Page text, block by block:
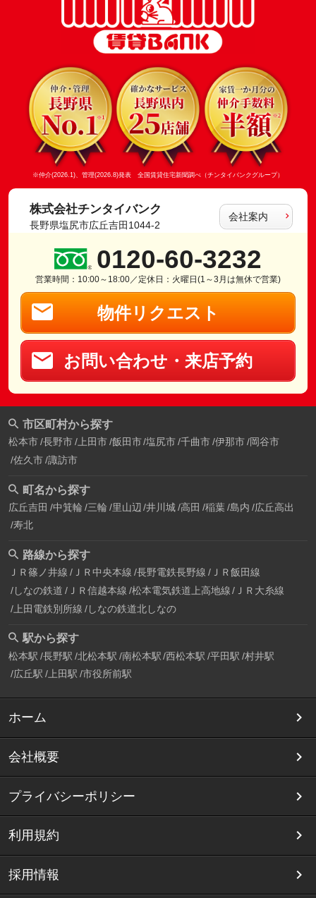
※仲介(2026.1)、管理(2026.8)発表 全国賃貸住宅新聞調べ（チンタイバンクグループ）
株式会社チンタイバンク
長野県塩尻市広丘吉田1044-2
会社案内
0120-60-3232
営業時間：10:00～18:00／定休日：火曜日(1～3月は無休で営業)
物件リクエスト
お問い合わせ・来店予約
市区町村から探す
松本市 長野市 上田市 飯田市 塩尻市 千曲市 伊那市 岡谷市
佐久市 諏訪市
町名から探す
広丘吉田 中箕輪 三輪 里山辺 井川城 高田 稲葉 島内 広丘高出
寿北
路線から探す
ＪＲ篠ノ井線 ＪＲ中央本線 長野電鉄長野線 ＪＲ飯田線
しなの鉄道 ＪＲ信越本線 松本電気鉄道上高地線
ＪＲ大糸線
上田電鉄別所線 しなの鉄道北しなの
駅から探す
松本駅 長野駅 北松本駅 南松本駅 西松本駅 平田駅 村井駅
広丘駅 上田駅 市役所前駅
ホーム
会社概要
プライバシーポリシー
利用規約
採用情報